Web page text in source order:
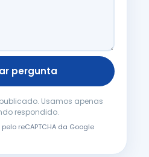
pergunta
Usamos apenas
respondido.
reCAPTCHA da Google